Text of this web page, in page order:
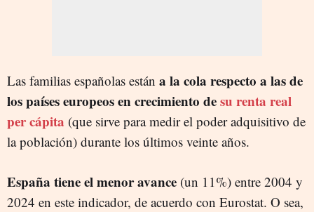
Las familias españolas están a la cola respecto a las de
los países europeos en crecimiento desu renta real
per cápita (que sirve para medir el poder adquisitivo de
la población) durante los últimos veinte años.
España tiene el menor avance (un 11%) entre 2004 y
2024 en este indicador, de acuerdo con Eurostat. O sea,